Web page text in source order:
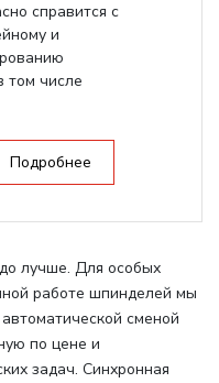
справится с
и
том числе
Подробнее
лучше. Для особых
работе шпинделей мы
сменой
по цене и
задач. Синхронная